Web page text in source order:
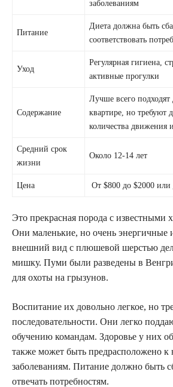
заболеваниям
Питание
Диета должна быть
соответствовать
Уход
Регулярная гигиена,
активные прогулки
Содержание
Лучше всего
квартире, но требуют
количества движения
Средний срок
жизни
Около 12-14 лет
Цена От $800 до $2000 или
Это прекрасная порода с известными
Они маленькие, но очень энергичные
внешний вид с плюшевой шерстью
мишку. Пуми были разведены в
для охоты на грызунов.
Воспитание их довольно легкое, но
последовательности. Они легко
обучению командам. Здоровье у них
также может быть предрасположено к
заболеваниям. Питание должно быть
отвечать потребностям.